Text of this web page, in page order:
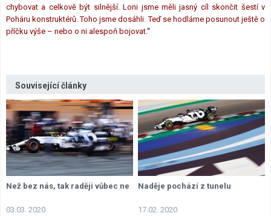
chybovat a celkově být silnější. Loni jsme měli jasný cíl skončit šestí v
Poháru konstruktérů. Toho jsme dosáhli. Teď se hodláme posunout ještě o
příčku výše – nebo o ni alespoň bojovat.“
Související články
Než bez nás, tak raději vůbec ne
03.03. 2020
Naděje pochází z tunelu
17.02. 2020